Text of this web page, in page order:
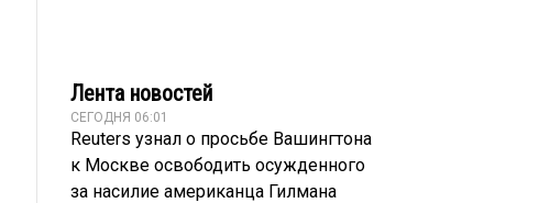
Лента новостей
СЕГОДНЯ 06:01
Reuters узнал о просьбе Вашингтона
к Москве освободить осужденного
за насилие американца Гилмана